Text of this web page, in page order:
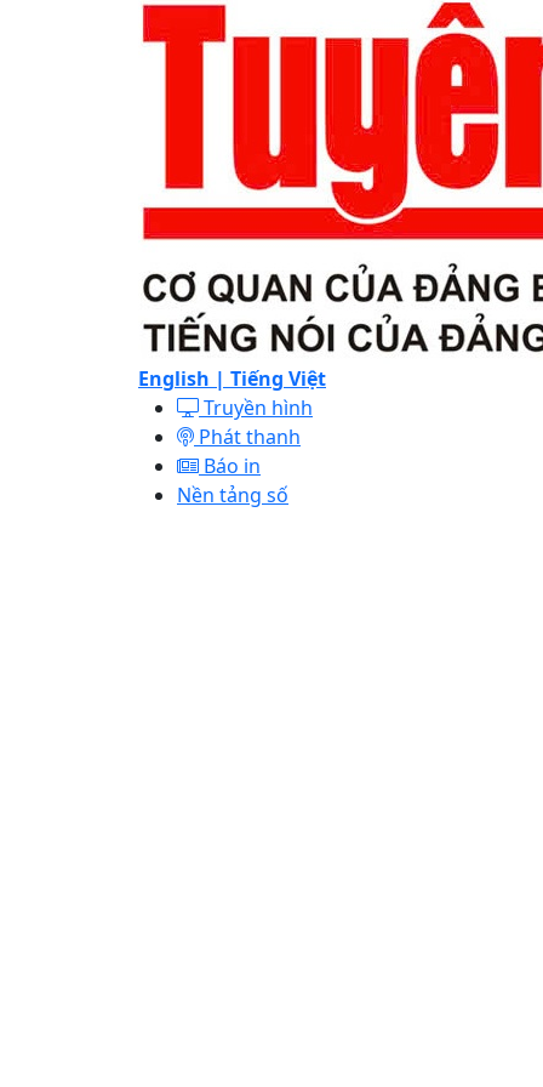
English | Tiếng Việt
Truyền hình
Phát thanh
Báo in
Nền tảng số